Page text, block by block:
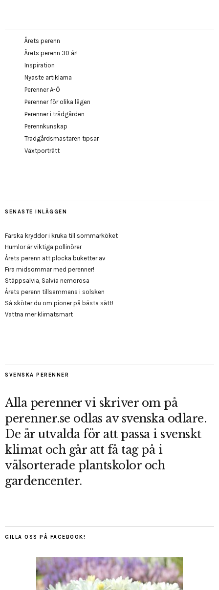
Årets perenn
Årets perenn 30 år!
Inspiration
Nyaste artiklarna
Perenner A-Ö
Perenner för olika lägen
Perenner i trädgården
Perennkunskap
Trädgårdsmästaren tipsar
Växtporträtt
SENASTE INLÄGGEN
Färska kryddor i kruka till sommarköket
Humlor är viktiga pollinörer
Årets perenn att plocka buketter av
Fira midsommar med perenner!
Stäppsalvia, Salvia nemorosa
Årets perenn tillsammans i solsken
Så sköter du om pioner på bästa sätt!
Vattna mer klimatsmart
SVENSKA PERENNER
Alla perenner vi skriver om på
perenner.se odlas av svenska odlare.
De är utvalda för att passa i svenskt
klimat och går att få tag på i
välsorterade plantskolor och
gardencenter.
GILLA OSS PÅ FACEBOOK!